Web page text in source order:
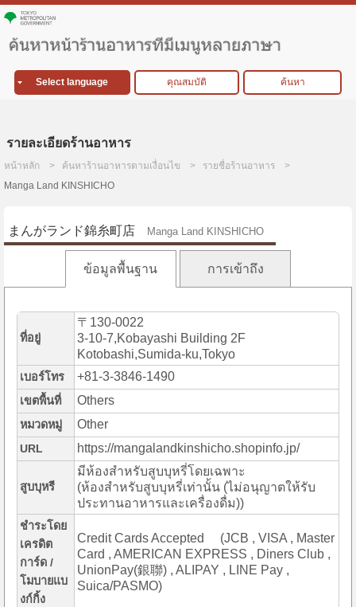
Select language คุณสมบัติ ค้นหา
รายละเอียดร้านอาหาร
หน้าหลัก ค้นหาร้านอาหารตามเงื่อนไข
รายชื่อร้านอาหาร
Manga Land KINSHICHO
まんがランド錦糸町店 Manga Land KINSHICHO
ข้อมูลพื้นฐาน การเข้าถึง
ที่อยู่
〒130-0022
3-10-7,Kobayashi Building 2F
Kotobashi,Sumida-ku,Tokyo
เบอร์โทร +81-3-3846-1490
เขตพื้นที่ Others
หมวดหมู่ Other
URL https://mangalandkinshicho.shopinfo.jp/
สูบบุหรี
มีห้องสำหรับสูบบุหรี่โดยเฉพาะ
(ห้องสำหรับสูบบุหรี่เท่านั้น (ไม่อนุญาตให้รับ
ประทานอาหารและเครื่องดื่ม))
ชำระโดย
เครดิต
การ์ด /
โมบายแบ
งก์กิ้ง
Credit Cards Accepted (JCB , VISA , Master
Card , AMERICAN EXPRESS , Diners Club ,
UnionPay(銀聯) , ALIPAY , LINE Pay ,
Suica/PASMO)